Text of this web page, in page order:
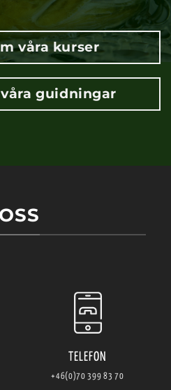
våra kurser
guidningar
TELEFON
+46(0)70 399 83 70